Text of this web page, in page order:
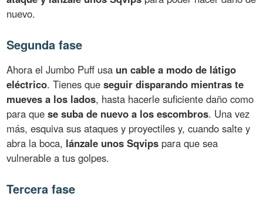
nuevo.
Segunda fase
Ahora el Jumbo Puff usa un cable a modo de látigo
eléctrico. Tienes queseguir disparando mientras te
mueves a los lados, hasta hacerle suficiente daño como
para quese suba de nuevo a los escombros. Una vez
más, esquiva sus ataques y proyectiles y, cuando salte y
abra la boca, lánzale unos Sqvips para que sea
vulnerable a tus golpes.
Tercera fase